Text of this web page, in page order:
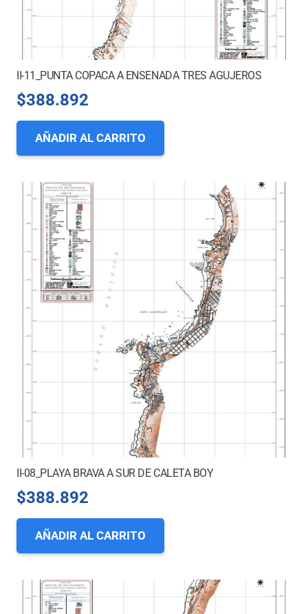
II-11_PUNTA COPACA A ENSENADA TRES AGUJEROS
$388.892
AÑADIR AL CARRITO
II-08_PLAYA BRAVA A SUR DE CALETA BOY
$388.892
AÑADIR AL CARRITO